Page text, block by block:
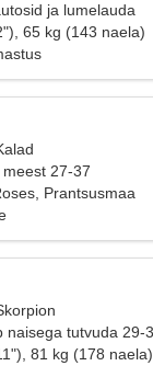
ja lumelauda
65 kg (143 naela)
27-37
Prantsusmaa
naisega tutvuda 29-
81 kg (178 naela)